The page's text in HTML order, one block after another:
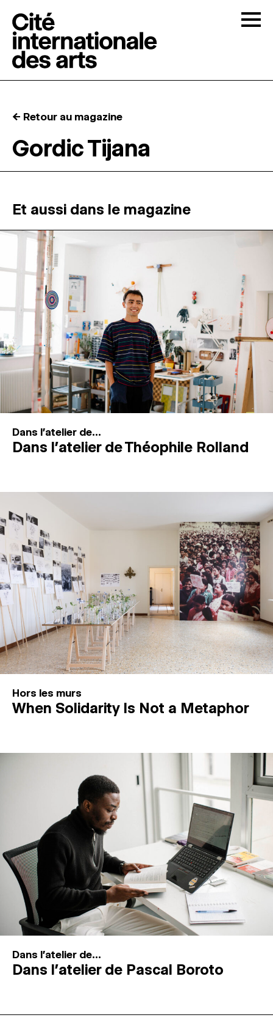
RÉSIDENCES ↓
ATELIERS OUVERTS
PROGRAMMATION
MAGAZINE
ESPACES DE PRATIQUE ARTISTIQUE ↓
Recherche
Connexion
← Retour au magazine
Gordic Tijana
Et aussi dans le magazine
Dans l'atelier de...
Dans l’atelier de Théophile Rolland
Hors les murs
When Solidarity Is Not a Metaphor
Dans l'atelier de...
Dans l’atelier de Pascal Boroto